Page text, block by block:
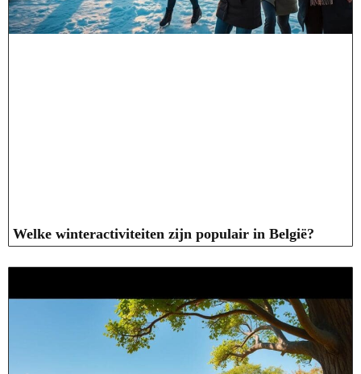
Welke winteractiviteiten zijn populair in België?